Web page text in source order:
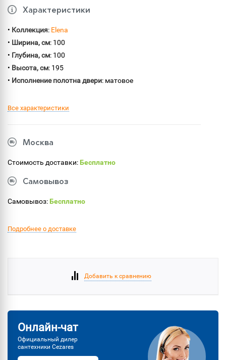
Характеристики
• Коллекция: Elena
• Ширина, см: 100
• Глубина, см: 100
• Высота, см: 195
• Исполнение полотна двери: матовое
Все характеристики
Москва
Стоимость доставки:Бесплатно
Самовывоз
Самовывоз:Бесплатно
Подробнее о доставке
Добавить к сравнению
Онлайн-чат
Официальный дилер
сантехники Cezares